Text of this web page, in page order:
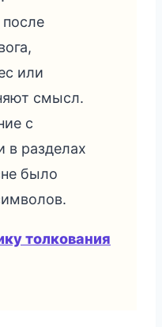
или
смысл.
с
в разделах
было
толкования